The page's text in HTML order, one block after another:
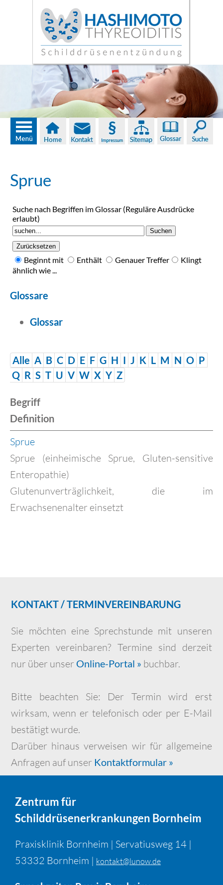
Sprue
Suche nach Begriffen im Glossar (Reguläre Ausdrücke
erlaubt)
Beginnt mit Enthält Genauer Treffer
Klingt
ähnlich wie ...
Glossare
Glossar
Alle A B C D E F G H I J K L M N O P
Q R S T U V W X Y Z
Begriff
Definition
Sprue
Sprue (einheimische Sprue, Gluten-sensitive
Enteropathie)
Glutenunverträglichkeit, die im
Erwachsenenalter einsetzt
KONTAKT / TERMINVEREINBARUNG
Sie möchten eine Sprechstunde mit unseren
Experten vereinbaren? Termine sind derzeit
nur über unser Online-Portal » buchbar.
Bitte beachten Sie: Der Termin wird erst
wirksam, wenn er telefonisch oder per E-Mail
bestätigt wurde.
Darüber hinaus verweisen wir für allgemeine
Anfragen auf unser Kontaktformular »
Zentrum für
Schilddrüsenerkrankungen Bornheim
Praxisklinik Bornheim | Servatiusweg 14 |
53332 Bornheim | kontakt@lunow.de